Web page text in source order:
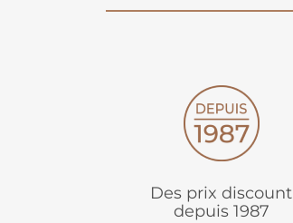
Des prix discount
depuis 1987